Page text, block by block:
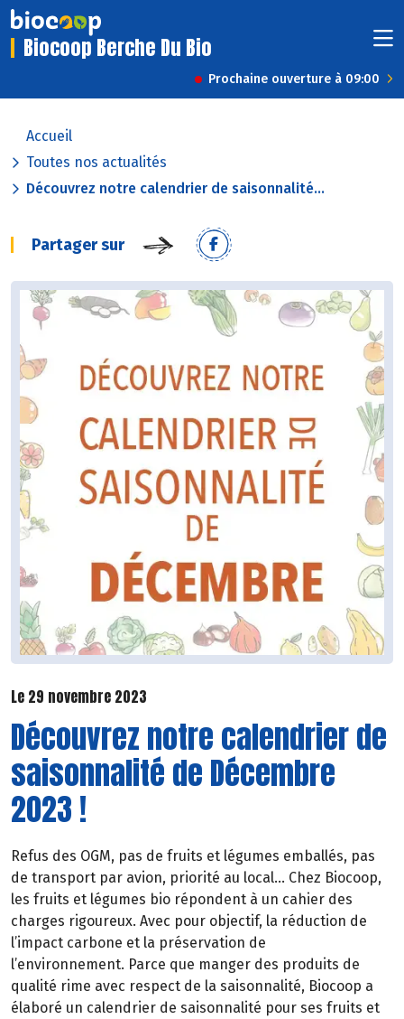
Biocoop Berche Du Bio
Prochaine ouverture à 09:00
Accueil
Toutes nos actualités
Découvrez notre calendrier de saisonnalité...
Partager sur
Le 29 novembre 2023
Découvrez notre calendrier de
saisonnalité de Décembre
2023 !
Refus des OGM, pas de fruits et légumes emballés, pas
de transport par avion, priorité au local… Chez Biocoop,
les fruits et légumes bio répondent à un cahier des
charges rigoureux. Avec pour objectif, la réduction de
l’impact carbone et la préservation de
l’environnement. Parce que manger des produits de
qualité rime avec respect de la saisonnalité, Biocoop a
élaboré un calendrier de saisonnalité pour ses fruits et